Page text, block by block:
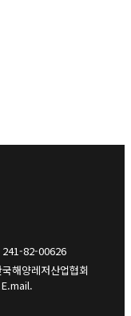
241-82-00626
해양레저산업협회
E.mail.